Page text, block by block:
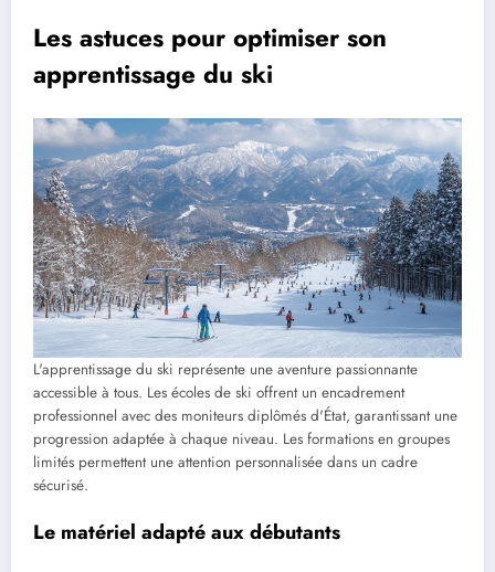
Les astuces pour optimiser son
apprentissage du ski
L'apprentissage du ski représente une aventure passionnante
accessible à tous. Les écoles de ski offrent un encadrement
professionnel avec des moniteurs diplômés d'État, garantissant une
progression adaptée à chaque niveau. Les formations en groupes
limités permettent une attention personnalisée dans un cadre
sécurisé.
Le matériel adapté aux débutants